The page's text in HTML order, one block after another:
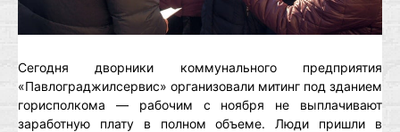
Сегодня дворники коммунального предприятия
«Павлограджилсервис» организовали митинг под зданием
горисполкома — рабочим с ноября не выплачивают
заработную плату в полном объеме. Люди пришли в